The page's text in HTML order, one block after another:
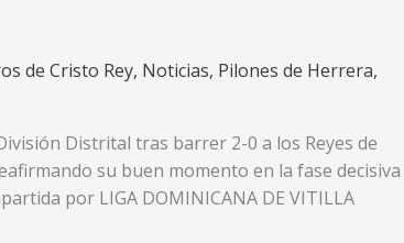
de Cristo Rey, Noticias, Pilones de Herrera,
Distrital tras barrer 2-0 a los Reyes de
su buen momento en la fase decisiva
por LIGA DOMINICANA DE VITILLA